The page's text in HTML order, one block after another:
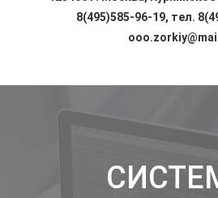
8(495)585-96-19, тел.